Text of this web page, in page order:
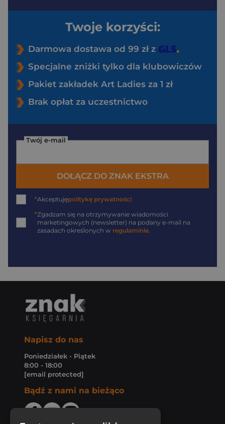
Twoje korzyści:
Darmowa dostawa od 99 zł z
Specjalne zniżki tylko dla klubowiczów
Pakiet zakładek Art Ladies za 1 zł
Brak opłat za uczestnictwo
Twój e-mail
DOŁĄCZ DO ZNAK EKSTRA
*Akceptujępolitykę prywatności
*Zgadzam się na otrzymywanie wiadomości
marketingowych (newsletter) na podany e-mail na
zasadach określonych w regulaminie.
Napisz do nas
Poniedziałek - Piątek
8:00 - 18:00
[email protected]
Bądź z nami na bieżąco